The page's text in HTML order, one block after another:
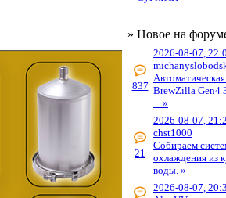
» Новое на
837
2026-08-07,
BrewZilla Gen4
... »
21
2026-08-07,
chst1000
Собираем
охлаждения из
воды. »
2026-08-07,